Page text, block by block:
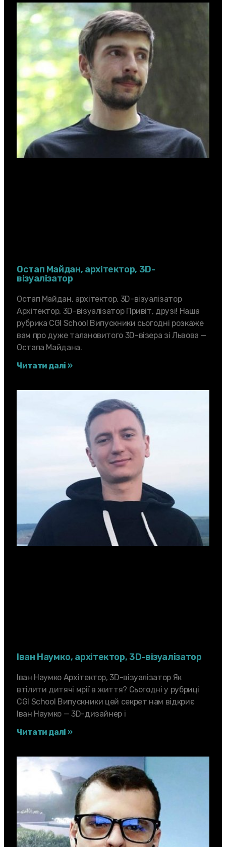
Остап Майдан, архiтектор, 3D-
вiзуалiзатор
Остап Майдан, архiтектор, 3D-вiзуалiзатор
Архiтектор, 3D-вiзуалiзатор Привіт, друзі! Наша
рубрика CGI School Випускники сьогодні розкаже
вам про дуже талановитого 3D-візера зі Львова —
Остапа Майдана.
Читати далі »
Iван Наумко, архiтектор, 3D-вiзуалізатор
Iван Наумко Архiтектор, 3D-вiзуалізатор Як
втілити дитячі мрії в життя? Сьогодні у рубриці
CGI School Випускники цей секрет нам відкриє
Іван Наумко — 3D-дизайнер і
Читати далі »